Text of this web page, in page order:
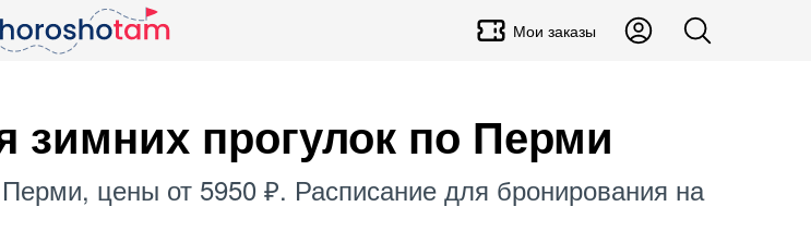
Мои заказы
зимних прогулок по Перми
цены от 5950 ₽. Расписание для бронирования на